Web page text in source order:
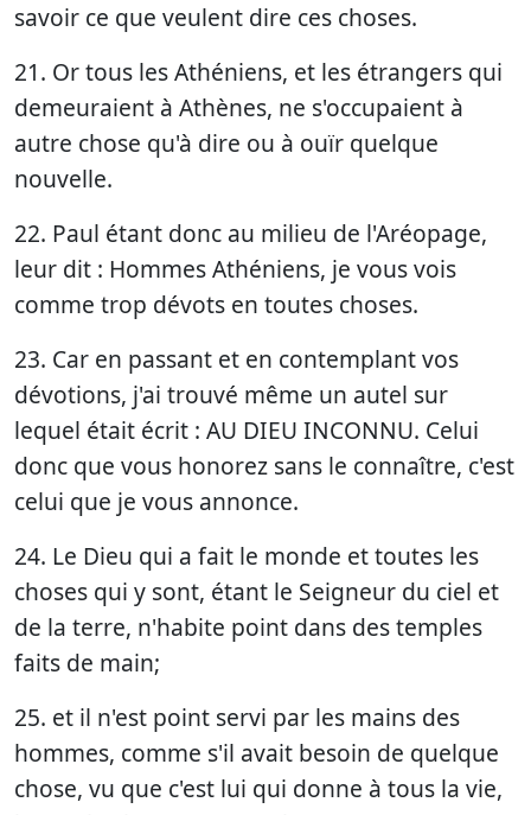
savoir ce que veulent dire ces choses.
21. Or tous les Athéniens, et les étrangers qui
demeuraient à Athènes, ne s'occupaient à
autre chose qu'à dire ou à ouïr quelque
nouvelle.
22. Paul étant donc au milieu de l'Aréopage,
leur dit : Hommes Athéniens, je vous vois
comme trop dévots en toutes choses.
23. Car en passant et en contemplant vos
dévotions, j'ai trouvé même un autel sur
lequel était écrit : AU DIEU INCONNU. Celui
donc que vous honorez sans le connaître, c'est
celui que je vous annonce.
24. Le Dieu qui a fait le monde et toutes les
choses qui y sont, étant le Seigneur du ciel et
de la terre, n'habite point dans des temples
faits de main;
25. et il n'est point servi par les mains des
hommes, comme s'il avait besoin de quelque
chose, vu que c'est lui qui donne à tous la vie,